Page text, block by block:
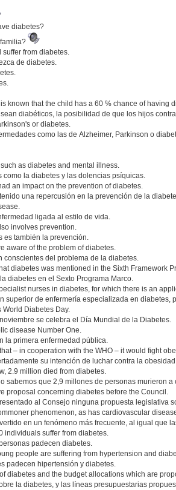
diabetes?
suffer from diabetes.
de diabetes.
known that the child has a 60 % chance of having
diabéticos, la posibilidad de que los hijos
or diabetes.
como las de Alzheimer, Parkinson o
as diabetes and mental illness.
como la diabetes y las dolencias psíquicas.
an impact on the prevention of diabetes.
una repercusión en la prevención de la
ligada al estilo de vida.
involves prevention.
es también la prevención.
aware of the problem of diabetes.
conscientes del problema de la diabetes.
diabetes was mentioned in the Sixth Framework
diabetes en el Sexto Programa Marco.
nurses in diabetes, for which there is an
superior de enfermería especializada en
Diabetes Day.
se celebra el Día Mundial de la Diabetes.
disease Number One.
la primera enfermedad pública.
– in cooperation with the WHO – it would fight
su intención de luchar contra la
2.9 million died from diabetes.
sabemos que 2,9 millones de personas murieron a
proposal concerning diabetes before the Council.
al Consejo ninguna propuesta legislativa
phenomenon, as has cardiovascular
en un fenómeno más frecuente, al igual que
individuals suffer from diabetes.
padecen diabetes.
people are suffering from hypertension and
padecen hipertensión y diabetes.
diabetes and the budget allocations which are
la diabetes, y las líneas presupuestarias